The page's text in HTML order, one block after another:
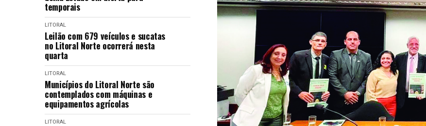
temporais
LITORAL
Leilão com 679 veículos e sucatas
no Litoral Norte ocorrerá nesta
quarta
LITORAL
Municípios do Litoral Norte são
contemplados com máquinas e
equipamentos agrícolas
LITORAL